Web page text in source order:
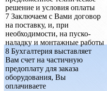
решение и условия оплаты
7 Заключаем с Вами договор
на поставку, и, при
необходимости, на пуско-
наладку и монтажные работы
8 Бухгалтерия выставляет
Вам счет на частичную
предоплату для заказа
оборудования, Вы
оплачиваете